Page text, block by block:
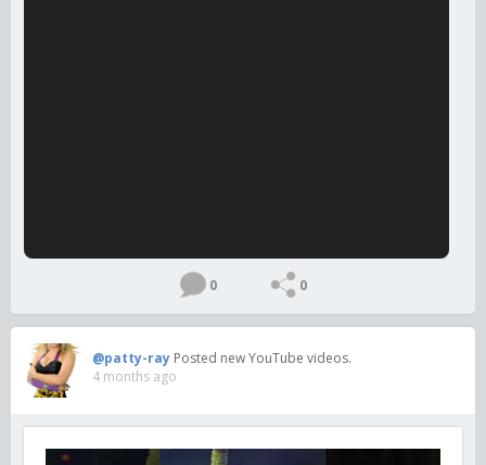
0 0
@patty-ray Posted new YouTube videos.
4 months ago